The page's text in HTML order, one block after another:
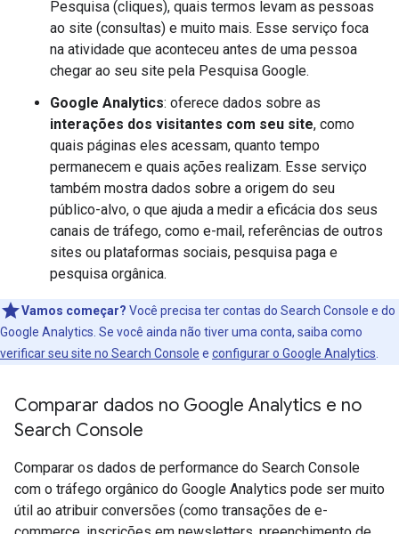
Pesquisa (cliques), quais termos levam as pessoas
ao site (consultas) e muito mais. Esse serviço foca
na atividade que aconteceu antes de uma pessoa
chegar ao seu site pela Pesquisa Google.
Google Analytics: oferece dados sobre as
interações dos visitantes com seu site, como
quais páginas eles acessam, quanto tempo
permanecem e quais ações realizam. Esse serviço
também mostra dados sobre a origem do seu
público-alvo, o que ajuda a medir a eficácia dos seus
canais de tráfego, como e-mail, referências de outros
sites ou plataformas sociais, pesquisa paga e
pesquisa orgânica.
Vamos começar? Você precisa ter contas do Search Console e do
Google Analytics. Se você ainda não tiver uma conta, saiba como
verificar seu site no Search Console e configurar o Google Analytics
Comparar dados no Google Analytics e no
Search Console
Comparar os dados de performance do Search Console
com o tráfego orgânico do Google Analytics pode ser muito
útil ao atribuir conversões (como transações de e-